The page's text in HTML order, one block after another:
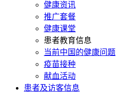
健康资讯
推广套餐
健康课堂
患者教育信息
当前中国的健康问题
疫苗接种
献血活动
患者及访客信息